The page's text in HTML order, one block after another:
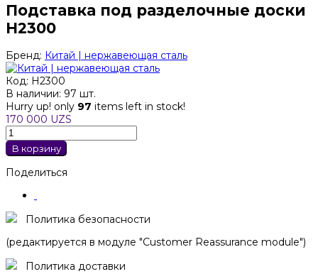
Подставка под разделочные доски
H2300
Бренд: Китай | нержавеющая сталь
Код: H2300
В наличии: 97 шт.
Hurry up! only 97 items left in stock!
170 000 UZS
В корзину
Поделиться
Политика безопасности
(редактируется в модуле "Customer Reassurance module")
Политика доставки